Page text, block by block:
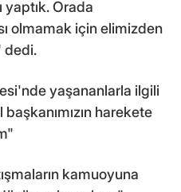
yaptık. Orada
olmamak için elimizden
dedi.
yaşananlarla ilgili
harekete
kamuoyuna